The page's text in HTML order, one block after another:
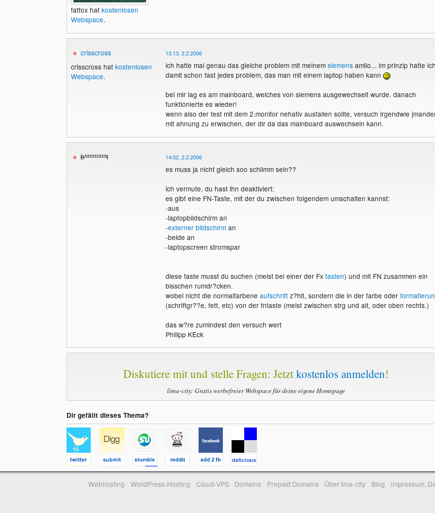
fatfox hat kostenlosen
Webspace.
crisscross
crisscross hat kostenlosen
Webspace.
13:13, 2.2.2006
ich hatte mal genau das gleiche problem mit meinem siemensamilo... im prinzip hatte
damit schon fast jedes problem, das man mit einem laptop haben kann
bei mir lag es am mainboard, welches von siemens ausgewechselt wurde. danach
funktionierte es wieder!
wenn also der test mit dem 2.monitor nehativ ausfallen sollte, versuch irgendwie
mit ahnung zu erwischen, der dir da das mainboard auswechseln kann.
b*********t 14:02, 2.2.2006
es muss ja nicht gleich soo schlimm sein??
ich vermute, du hast ihn deaktiviert:
es gibt eine FN-Taste, mit der du zwischen folgendem umschalten kannst:
-aus
-laptopbildschirm an
-externer bildschirman
-beide an
-laptopscreen stromspar
diese taste musst du suchen (meist bei einer der Fx tasten) und mit FN zusammen ein
bisschen rumdr?cken.
wobei nicht die normalfarbene aufschriftz?hlt, sondern die in der farbe oder
(schriftgr??e, fett, etc) von der fntaste (meist zwischen strg und alt, oder oben rechts.)
das w?re zumindest den versuch wert
Philipp KEck
Diskutiere mit und stelle Fragen: Jetztkostenlos anmelden!
lima-city: Gratis werbefreier Webspace für deine eigene Homepage
Dir gefällt dieses Thema?
Webhosting WordPress-Hosting Cloud-VPS Domains Prepaid Domains Über lima-city Blog Impressum,